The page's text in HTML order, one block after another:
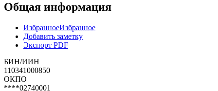
Общая информация
ИзбранноеИзбранное
Добавить заметку
Экспорт PDF
БИН/ИИН
110341000850
ОКПО
****02740001